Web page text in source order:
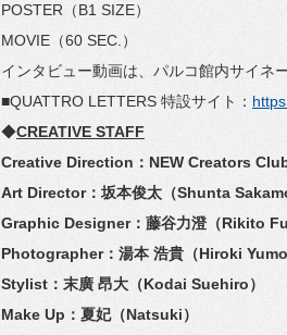
POSTER（B1 SIZE）
MOVIE（60 SEC.）
インタビュー動画は、パルコ館内サイネ
■QUATTRO LETTERS 特設サイト：
◆CREATIVE STAFF
Creative Direction：NEW Creators
Art Director：坂本俊太（Shunta
Graphic Designer：藤谷力澄（Rikito
Photographer：湯本 浩貴（Hiroki
Stylist：末廣 昂大（Kodai Suehiro）
Make Up：夏妃（Natsuki）